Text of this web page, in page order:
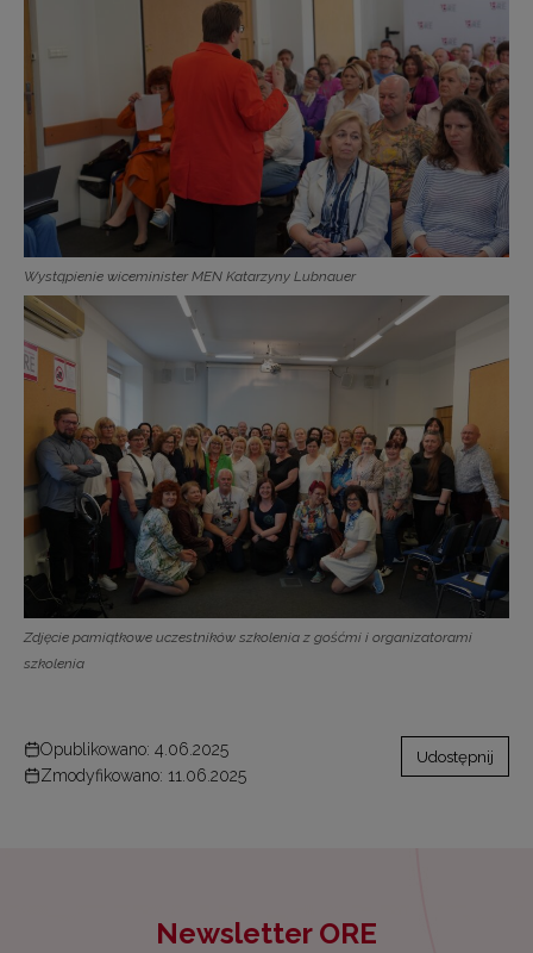
Wystąpienie wiceminister MEN Katarzyny Lubnauer
Zdjęcie pamiątkowe uczestników szkolenia z gośćmi i organizatorami
szkolenia
Opublikowano: 4.06.2025
Zmodyfikowano: 11.06.2025
Udostępnij
Newsletter ORE